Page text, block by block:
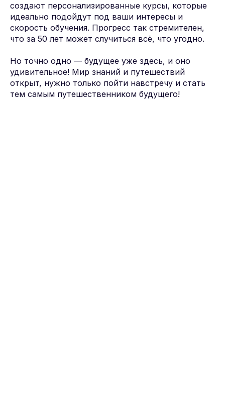
создают персонализированные курсы, которые
идеально подойдут под ваши интересы и
скорость обучения. Прогресс так стремителен,
что за 50 лет может случиться всё, что угодно.
Но точно одно — будущее уже здесь, и оно
удивительное! Мир знаний и путешествий
открыт, нужно только пойти навстречу и стать
тем самым путешественником будущего!